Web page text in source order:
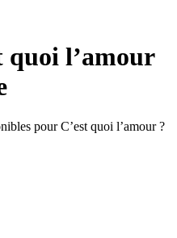
quoi l’amour
pour C’est quoi l’amour ?